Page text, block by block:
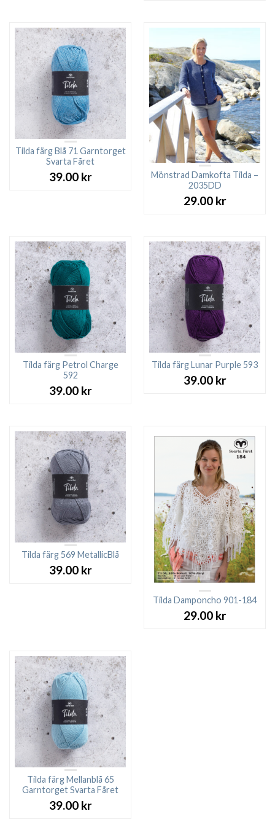
Tilda färg Blå 71 Garntorget
Svarta Fåret
39.00 kr
Mönstrad Damkofta Tilda –
2035DD
29.00 kr
Tilda färg Petrol Charge
592
39.00 kr
Tilda färg Lunar Purple 593
39.00 kr
Tilda färg 569 MetallicBlå
39.00 kr
Tilda Damponcho 901-184
29.00 kr
Tilda färg Mellanblå 65
Garntorget Svarta Fåret
39.00 kr